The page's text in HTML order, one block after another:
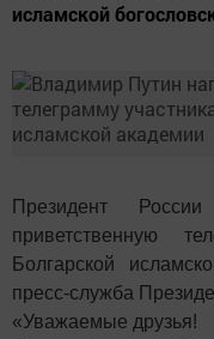
исламской
Президент
приветственную
Болгарской
пресс-служба
«Уважаемые друзья!